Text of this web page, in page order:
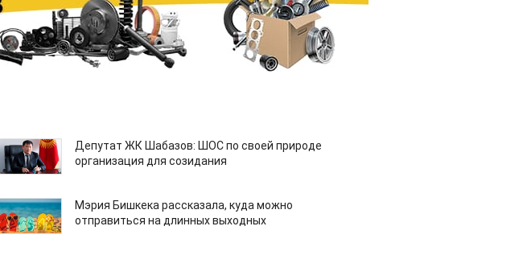
Депутат ЖК Шабазов: ШОС по своей природе
организация для созидания
Мэрия Бишкека рассказала, куда можно
отправиться на длинных выходных